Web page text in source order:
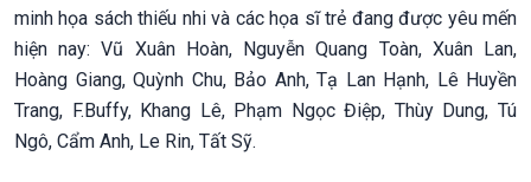
minh họa sách thiếu nhi và các họa sĩ trẻ đang được yêu mến
hiện nay: Vũ Xuân Hoàn, Nguyễn Quang Toàn, Xuân Lan,
Hoàng Giang, Quỳnh Chu, Bảo Anh, Tạ Lan Hạnh, Lê Huyền
Trang, F.Buffy, Khang Lê, Phạm Ngọc Điệp, Thùy Dung, Tú
Ngô, Cẩm Anh, Le Rin, Tất Sỹ.